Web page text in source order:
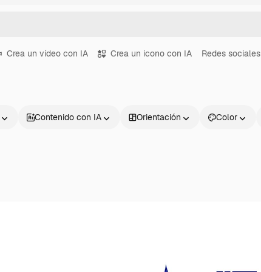
Crea un vídeo con IA Crea un icono con IA Redes sociales
Contenido con IA Orientación Color